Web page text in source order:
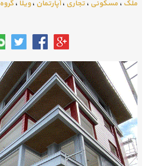
ملک ،مسکونی ،تجاری ،آپارتمان ،ویلا ،گروه